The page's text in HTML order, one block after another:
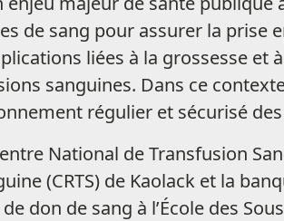
de sang pour assurer la prise
liées à la grossesse et
sanguines. Dans ce
régulier et sécurisé
National de Transfusion
(CRTS) de Kaolack et la
don de sang à l’École des